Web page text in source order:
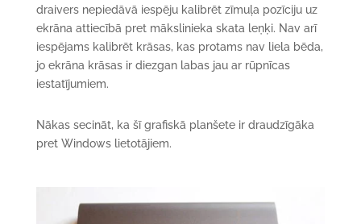
draivers nepiedāvā iespēju kalibrēt zīmuļa pozīciju uz
ekrāna attiecībā pret mākslinieka skata leņķi. Nav arī
iespējams kalibrēt krāsas, kas protams nav liela bēda,
jo ekrāna krāsas ir diezgan labas jau ar rūpnīcas
iestatījumiem.
Nākas secināt, ka šī grafiskā planšete ir draudzīgāka
pret Windows lietotājiem.